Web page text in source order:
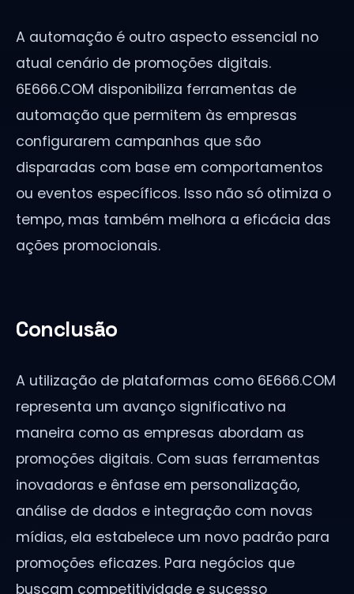
A automação é outro aspecto essencial no
atual cenário de promoções digitais.
6E666.COM disponibiliza ferramentas de
automação que permitem às empresas
configurarem campanhas que são
disparadas com base em comportamentos
ou eventos específicos. Isso não só otimiza o
tempo, mas também melhora a eficácia das
ações promocionais.
Conclusão
A utilização de plataformas como 6E666.COM
representa um avanço significativo na
maneira como as empresas abordam as
promoções digitais. Com suas ferramentas
inovadoras e ênfase em personalização,
análise de dados e integração com novas
mídias, ela estabelece um novo padrão para
promoções eficazes. Para negócios que
buscam competitividade e sucesso